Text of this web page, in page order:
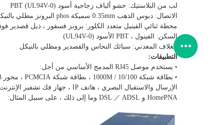
لب من البلاستيك: حشو ألياف زجاجية أسود PBT (UL94V-0)
الاتصال: دبوس الذهب 0.35mm سميكة phos البرونز مطلي بالنيكل ثم 0.6u'gold
محطة ثنائي الفينيل متعدد الكلور: برونز فسفور ، ذيل قصدير
السكن: الفينول ، PBT الأسود (UL94V-0)
الغلاف المعدني: سبائك النحاس والقصدير ومطلي بالنيكل
التطبيقات:
• يستخدم موصل RJ45 المدمج الأساسي من أجل:
HomePNA و DSL ／ ADSL وما إلى ذلك ، على سبيل المثال: